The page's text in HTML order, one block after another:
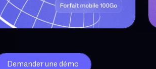
Demander une démo